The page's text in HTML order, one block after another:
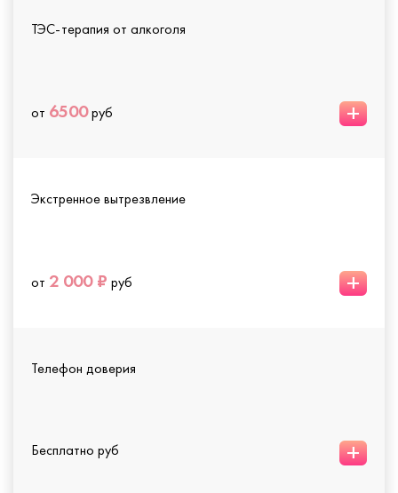
ТЭС-терапия от алкоголя
от 6500руб +
Экстренное вытрезвление
от 2 000 ₽ руб +
Телефон доверия
Бесплатно руб +